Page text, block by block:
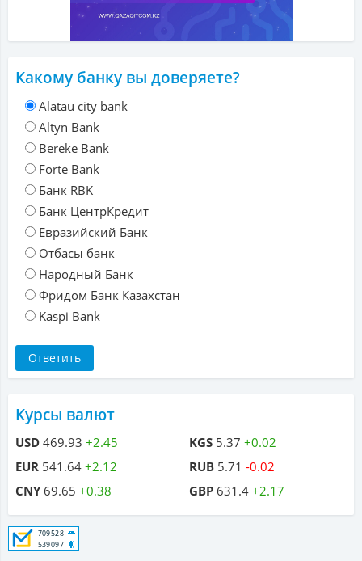
Какому банку вы доверяете?
Alatau city bank
Altyn Bank
Bereke Bank
Forte Bank
Банк RBK
Банк ЦентрКредит
Евразийский Банк
Отбасы банк
Народный Банк
Фридом Банк Казахстан
Kaspi Bank
Курсы валют
USD 469.93 +2.45
EUR 541.64 +2.12
CNY69.65 +0.38
KGS 5.37 +0.02
RUB 5.71 -0.02
GBP 631.4 +2.17